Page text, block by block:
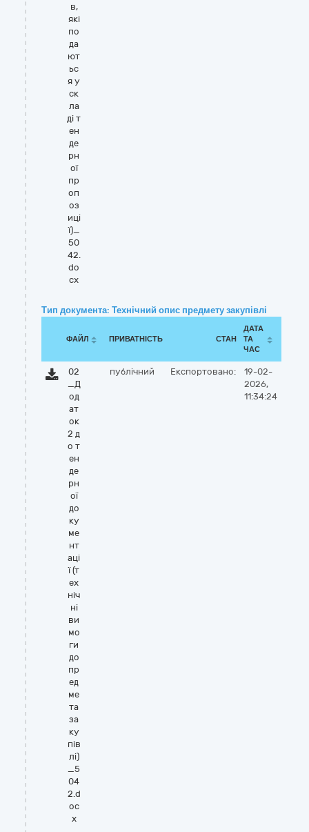
в,
які
по
да
ют
ьс
я у
ск
ла
ді т
ен
де
рн
ої
пр
оп
оз
иці
ї)_
50
42.
do
cx
Тип документа: Технічний опис предмету закупівлі
ФАЙЛ ПРИВАТНІСТЬ СТАН
ДАТА
ТА
ЧАС
02
_Д
од
ат
ок
2 д
о т
ен
де
рн
ої
до
ку
ме
нт
аці
ї (т
ех
ніч
ні
ви
мо
ги
до
пр
ед
ме
та
за
ку
пів
лі)
_5
04
2.d
oc
x
публічний Експортовано:
19-02-
2026,
11:34:24